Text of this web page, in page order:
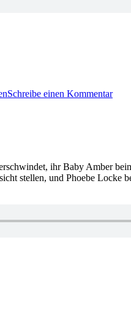
Schreibe einen Kommentar
ihr Baby Amber
stellen, und Phoebe Locke